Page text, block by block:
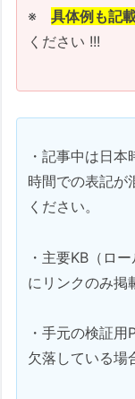
※具体例も記
ください !!!
・記事中は日
時間での表記が
ください。
・主要KB（ロ
にリンクのみ掲
・手元の検証
欠落している場